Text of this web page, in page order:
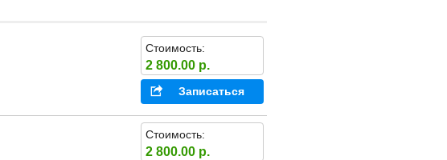
Стоимость:
2 800.00 р.
Записаться
Стоимость:
2 800.00 р.